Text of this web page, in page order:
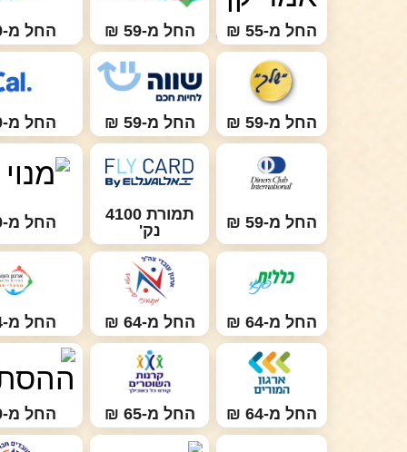
החל מ-55 ₪ החל מ-59 ₪ החל מ-59 ₪
החל מ-59 ₪ החל מ-59 ₪ החל מ-59 ₪
החל מ-59 ₪
תמורת 4100
נק'
החל מ-59 ₪
החל מ-64 ₪ החל מ-64 ₪ החל מ-64 ₪
החל מ-64 ₪ החל מ-65 ₪ החל מ-69 ₪